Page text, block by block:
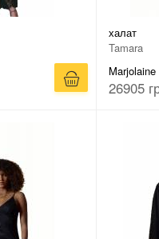
халат
Tamara
Marjolaine
26905